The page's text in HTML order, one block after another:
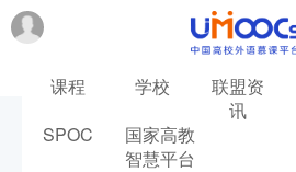
课程 学校
联盟资
讯
SPOC
国家高教
智慧平台